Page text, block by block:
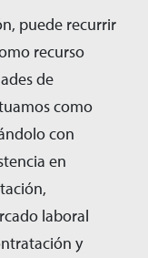
puede recurrir
recurso
de
como
con
en
laboral
y